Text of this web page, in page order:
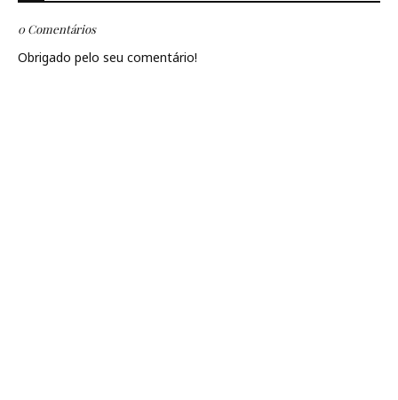
0 Comentários
Obrigado pelo seu comentário!